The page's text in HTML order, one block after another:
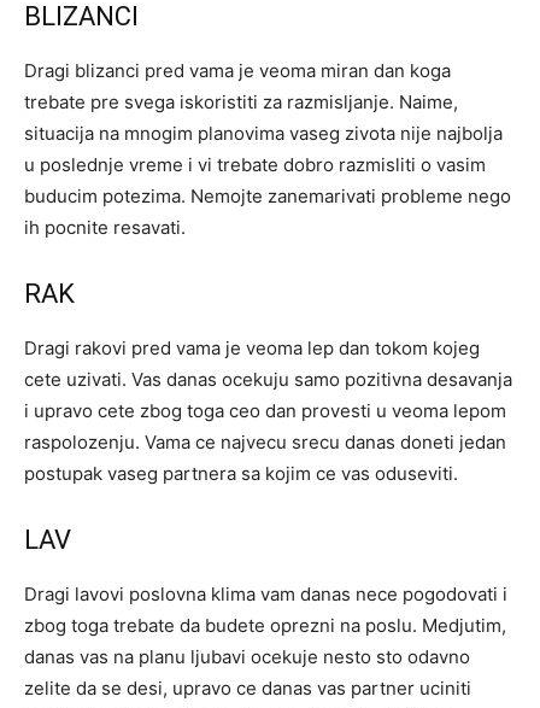
BLIZANCI
Dragi blizanci pred vama je veoma miran dan koga
trebate pre svega iskoristiti za razmisljanje. Naime,
situacija na mnogim planovima vaseg zivota nije najbolja
u poslednje vreme i vi trebate dobro razmisliti o vasim
buducim potezima. Nemojte zanemarivati probleme nego
ih pocnite resavati.
RAK
Dragi rakovi pred vama je veoma lep dan tokom kojeg
cete uzivati. Vas danas ocekuju samo pozitivna desavanja
i upravo cete zbog toga ceo dan provesti u veoma lepom
raspolozenju. Vama ce najvecu srecu danas doneti jedan
postupak vaseg partnera sa kojim ce vas oduseviti.
LAV
Dragi lavovi poslovna klima vam danas nece pogodovati i
zbog toga trebate da budete oprezni na poslu. Medjutim,
danas vas na planu ljubavi ocekuje nesto sto odavno
zelite da se desi, upravo ce danas vas partner uciniti